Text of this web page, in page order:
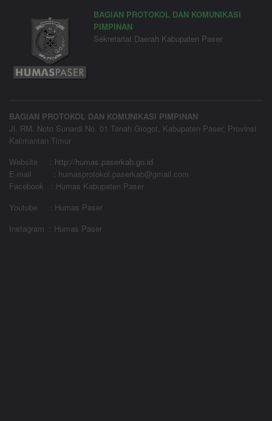
BAGIAN PROTOKOL DAN KOMUNIKASI
PIMPINAN
Sekretariat Daerah Kabupaten Paser
BAGIAN PROTOKOL DAN KOMUNIKASI PIMPINAN
Jl. RM. Noto Sunardi No. 01 Tanah Grogot, Kabupaten Paser, Provinsi
Kalimantan Timur
Website
: http://humas.paserkab.go.id
E-mail : humasprotokol.paserkab@gmail.com
Facebook : Humas Kabupaten Paser
Youtube : Humas Paser
Instagram : Humas Paser